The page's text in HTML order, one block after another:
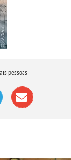
pessoas